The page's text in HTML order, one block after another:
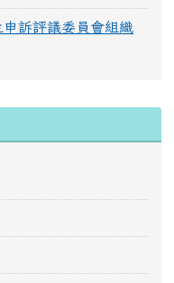
訴評議委員會組織